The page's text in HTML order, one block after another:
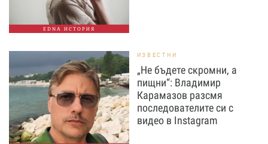
EDNA ИСТОРИЯ
ИЗВЕСТНИ
„Не бъдете скромни, а
пищни“: Владимир
Карамазов разсмя
последователите си с
видео в Instagram